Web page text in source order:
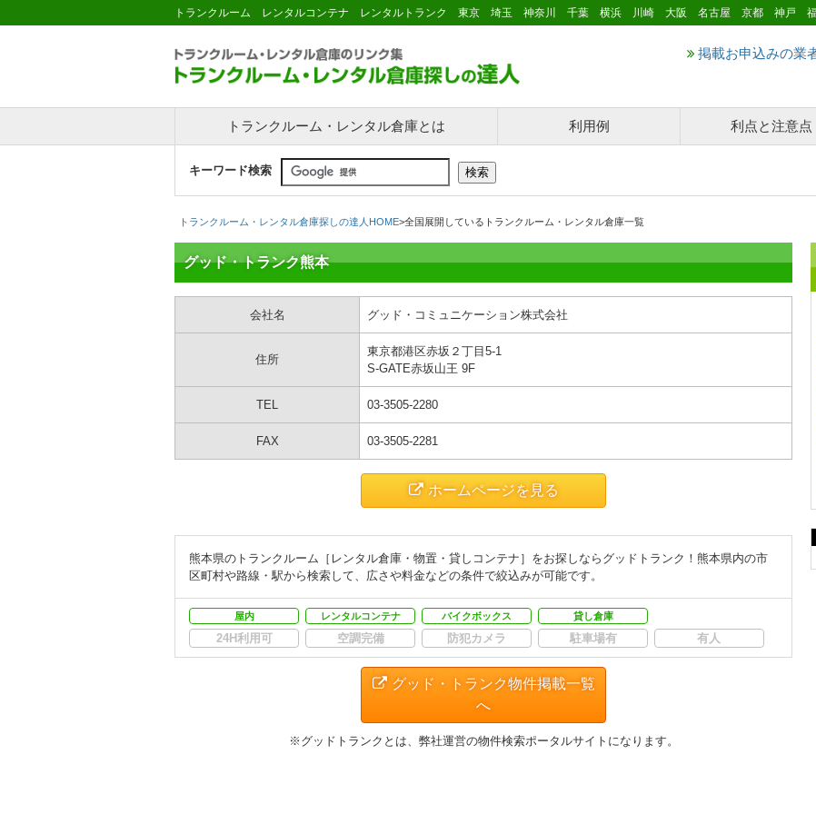
トランクルーム レンタルコンテナ レンタルトランク 東京 埼玉 神奈川 千葉 横浜 川崎 大阪 名古屋 京都 神戸
掲載お申込みの業
トランクルーム・レンタル倉庫とは 利用例 利点と注意点
キーワード検索
トランクルーム・レンタル倉庫探しの達人HOME>全国展開しているトランクルーム・レンタル倉庫一覧
グッド・トランク熊本
会社名 グッド・コミュニケーション株式会社
住所
東京都港区赤坂２丁目5-1
S-GATE赤坂山王 9F
TEL 03-3505-2280
FAX 03-3505-2281
ホームページを見る
熊本県のトランクルーム［レンタル倉庫・物置・貸しコンテナ］をお探しならグッドトランク！熊本県内の市
区町村や路線・駅から検索して、広さや料金などの条件で絞込みが可能です。
屋内 レンタルコンテナ バイクボックス 貸し倉庫
24H利用可 空調完備 防犯カメラ 駐車場有 有人
グッド・トランク物件掲載一覧
へ
※グッドトランクとは、弊社運営の物件検索ポータルサイトになります。